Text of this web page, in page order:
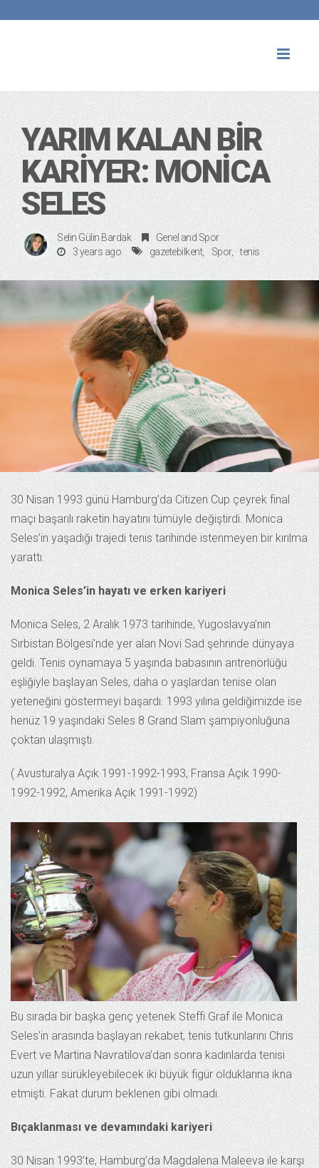
YARIM KALAN BİR
KARİYER: MONICA
SELES
Selin Gülin Bardak Genel and Spor
3 years ago
gazetebilkent Spor tenis
30 Nisan 1993 günü Hamburg’da Citizen Cup çeyrek final
maçı başarılı raketin hayatını tümüyle değiştirdi. Monica
Seles’in yaşadığı trajedi tenis tarihinde istenmeyen bir kırılma
yarattı.
Monica Seles’in hayatı ve erken kariyeri
Monica Seles, 2 Aralık 1973 tarihinde, Yugoslavya’nın
Sırbistan Bölgesi’nde yer alan Novi Sad şehrinde dünyaya
geldi. Tenis oynamaya 5 yaşında babasının antrenörlüğü
eşliğiyle başlayan Seles, daha o yaşlardan tenise olan
yeteneğini göstermeyi başardı. 1993 yılına geldiğimizde ise
henüz 19 yaşındaki Seles 8 Grand Slam şampiyonluğuna
çoktan ulaşmıştı.
( Avusturalya Açık 1991-1992-1993, Fransa Açık 1990-
1992-1992, Amerika Açık 1991-1992)
Bu sırada bir başka genç yetenek Steffi Graf ile Monica
Seles’in arasında başlayan rekabet, tenis tutkunlarını Chris
Evert ve Martina Navratilova’dan sonra kadınlarda tenisi
uzun yıllar sürükleyebilecek iki büyük figür olduklarına ikna
etmişti. Fakat durum beklenen gibi olmadı.
Bıçaklanması ve devamındaki kariyeri
30 Nisan 1993’te, Hamburg’da Magdalena Maleeva ile karşı